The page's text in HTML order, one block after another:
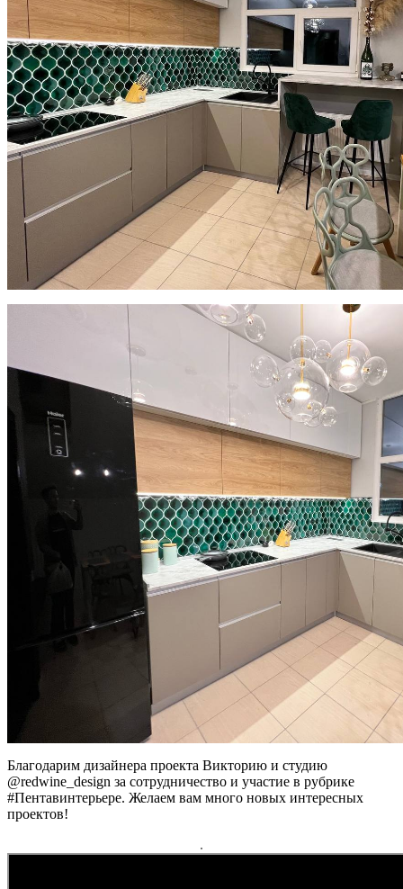
Благодарим дизайнера проекта Викторию и студию
@redwine_design за сотрудничество и участие в рубрике
#Пентавинтерьере. Желаем вам много новых интересных
проектов!
.